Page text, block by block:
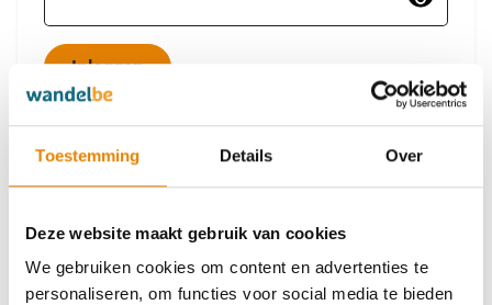
Toestemming Details Over
Deze website maakt gebruik van cookies
We gebruiken cookies om content en advertenties te
personaliseren, om functies voor social media te bieden
Heb je nog geen account?
Maak dan een nieuw account aan